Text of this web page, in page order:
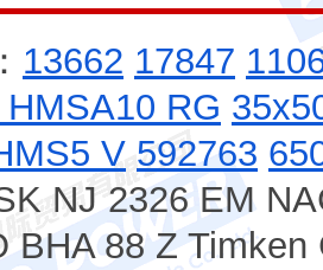
13662 17847
RG
V 592763
NJ 2326 EM
BHA 88 Z